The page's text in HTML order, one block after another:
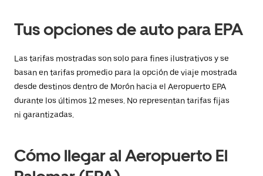
el
calendario.
Tus opciones de auto para EPA
Las tarifas mostradas son solo para fines ilustrativos y se
basan en tarifas promedio para la opción de viaje mostrada
desde destinos dentro de Morón hacia el Aeropuerto EPA
durante los últimos 12 meses. No representan tarifas fijas
ni garantizadas.
Cómo llegar al Aeropuerto El